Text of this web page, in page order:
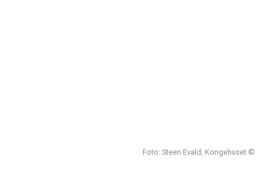
Foto: Steen Evald, Kongehuset ©